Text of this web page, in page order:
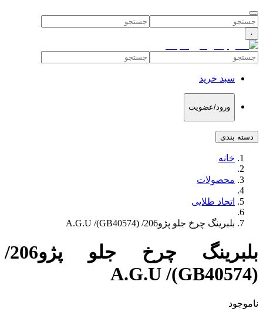
۰
سبد خرید
ورود/عضویت
دسته بندی
خانه
محصولات
اتحاد طلایی
بلبرینگ چرخ جلو پژو206/ (GB40574)/ A.G.U
بلبرینگ چرخ جلو پژو206/
(GB40574)/ A.G.U
ناموجود